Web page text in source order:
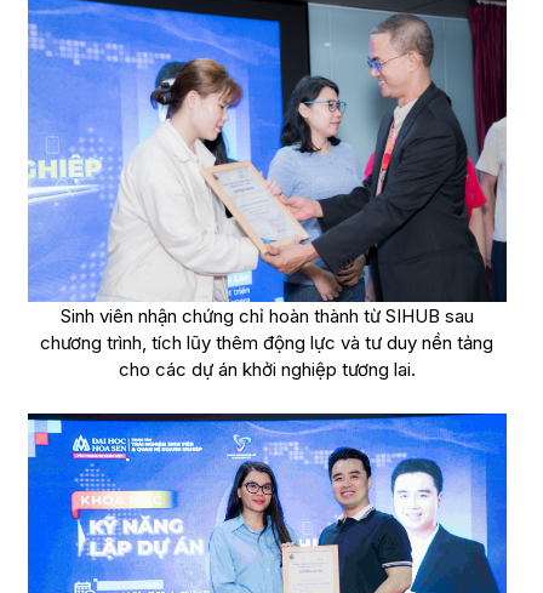
Sinh viên nhận chứng chỉ hoàn thành từ SIHUB sau
chương trình, tích lũy thêm động lực và tư duy nền tảng
cho các dự án khởi nghiệp tương lai.